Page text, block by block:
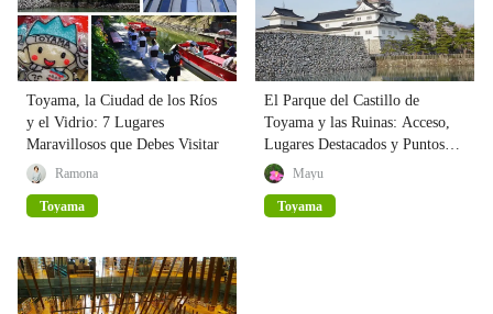
Toyama, la Ciudad de los Ríos
y el Vidrio: 7 Lugares
Maravillosos que Debes Visitar
Ramona
Toyama
El Parque del Castillo de
Toyama y las Ruinas: Acceso,
Lugares Destacados y Puntos
Turísticos
Mayu
Toyama